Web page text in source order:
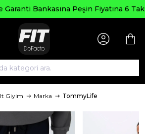
Bankasına Peşin Fiyatına 6 Taksit
Giyim Marka TommyLife